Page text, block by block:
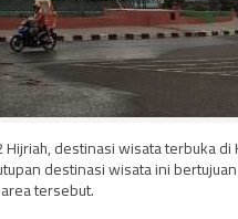
destinasi wisata terbuka di
destinasi wisata ini
tersebut.